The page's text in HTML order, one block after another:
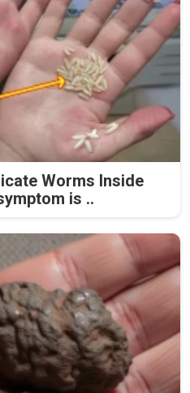
Worms Inside
is ..